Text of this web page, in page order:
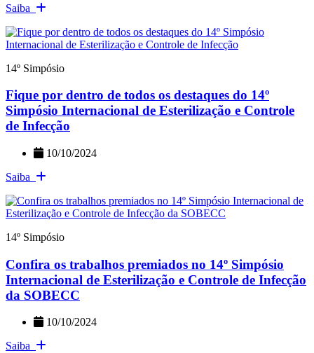
Saiba
14º Simpósio
Fique por dentro de todos os destaques do 14º
Simpósio Internacional de Esterilização e Controle
de Infecção
10/10/2024
Saiba
14º Simpósio
Confira os trabalhos premiados no 14º Simpósio
Internacional de Esterilização e Controle de Infecção
da SOBECC
10/10/2024
Saiba